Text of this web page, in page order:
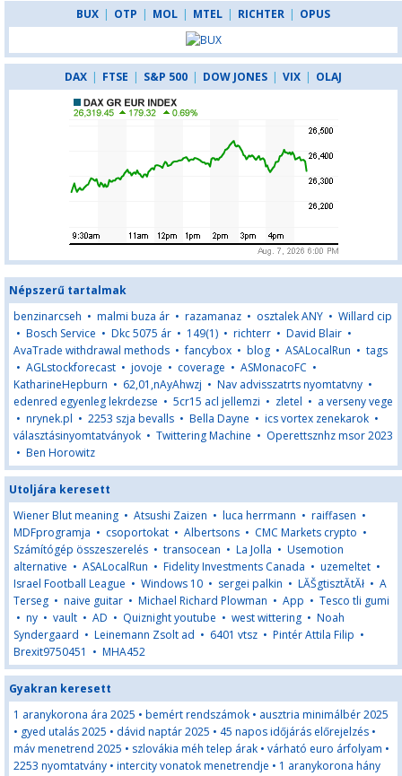
BUX | OTP | MOL | MTEL | RICHTER | OPUS
DAX | FTSE | S&P 500 | DOW JONES | VIX | OLAJ
Népszerű tartalmak
benzinarcseh • malmi buza ár • razamanaz • osztalek ANY • Willard cip
• Bosch Service • Dkc 5075 ár • 149(1) • richterr • David Blair •
AvaTrade withdrawal methods •fancybox • blog • ASALocalRun • tags
• AGLstockforecast • jovoje • coverage • ASMonacoFC •
KatharineHepburn • 62,01,nAyAhwzj • Nav advisszatrts nyomtatvny •
edenred egyenleg lekrdezse • 5cr15 acl jellemzi • zletel • a verseny vege
• nrynek.pl • 2253 szja bevalls • Bella Dayne • ics vortex zenekarok •
választásinyomtatványok • Twittering Machine • Operettsznhz msor 2023
• Ben Horowitz
Utoljára keresett
Wiener Blut meaning • Atsushi Zaizen • luca herrmann • raiffasen •
MDFprogramja • csoportokat • Albertsons • CMC Markets crypto •
Számítógép összeszerelés • transocean • La Jolla • Usemotion
alternative • ASALocalRun • Fidelity Investments Canada • uzemeltet •
Israel Football League • Windows 10 • sergei palkin • LĂŠgtisztĂ­tĂł • A
Terseg • naive guitar • Michael Richard Plowman • App • Tesco tli gumi
• ny • vault • AD • Quiznight youtube • west wittering • Noah
Syndergaard • Leinemann Zsolt ad • 6401 vtsz • Pintér Attila Filip •
Brexit9750451 • MHA452
Gyakran keresett
1 aranykorona ára 2025 • bemért rendszámok • ausztria minimálbér 2025
• gyed utalás 2025 • dávid naptár 2025 • 45 napos időjárás előrejelzés •
máv menetrend 2025 • szlovákia méh telep árak • várható euro árfolyam •
2253 nyomtatvány • intercity vonatok menetrendje • 1 aranykorona hány